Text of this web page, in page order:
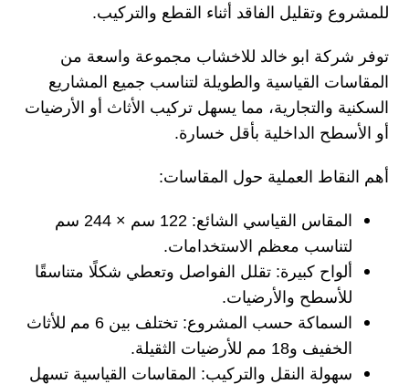
للمشروع وتقليل الفاقد أثناء القطع والتركيب.
توفر شركة ابو خالد للاخشاب مجموعة واسعة من
المقاسات القياسية والطويلة لتناسب جميع المشاريع
السكنية والتجارية، مما يسهل تركيب الأثاث أو الأرضيات
أو الأسطح الداخلية بأقل خسارة.
أهم النقاط العملية حول المقاسات:
المقاس القياسي الشائع: 122 سم × 244 سم
لتناسب معظم الاستخدامات.
ألواح كبيرة: تقلل الفواصل وتعطي شكلًا متناسقًا
للأسطح والأرضيات.
السماكة حسب المشروع: تختلف بين 6 مم للأثاث
الخفيف و18 مم للأرضيات الثقيلة.
سهولة النقل والتركيب: المقاسات القياسية تسهل